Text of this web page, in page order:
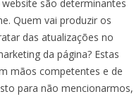
são determinantes
Quem vai produzir os
das atualizações no
da página? Estas
mãos competentes e de
para não mencionarmos,